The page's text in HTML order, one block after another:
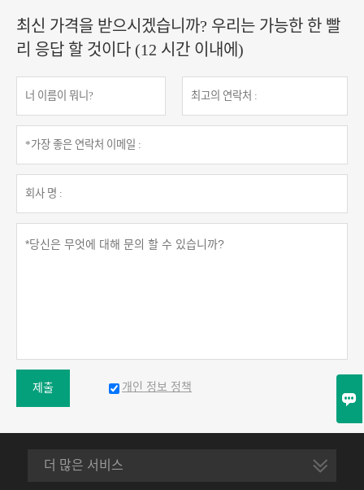
최신 가격을 받으시겠습니까? 우리는 가능한 한 빨
리 응답 할 것이다 (12 시간 이내에)
제출 개인 정보 정책
더 많은 서비스
